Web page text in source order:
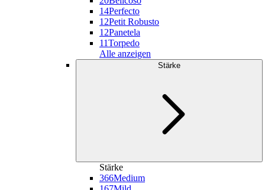
14Perfecto
12Petit Robusto
12Panetela
11Torpedo
Alle anzeigen
Stärke
Stärke
366Medium